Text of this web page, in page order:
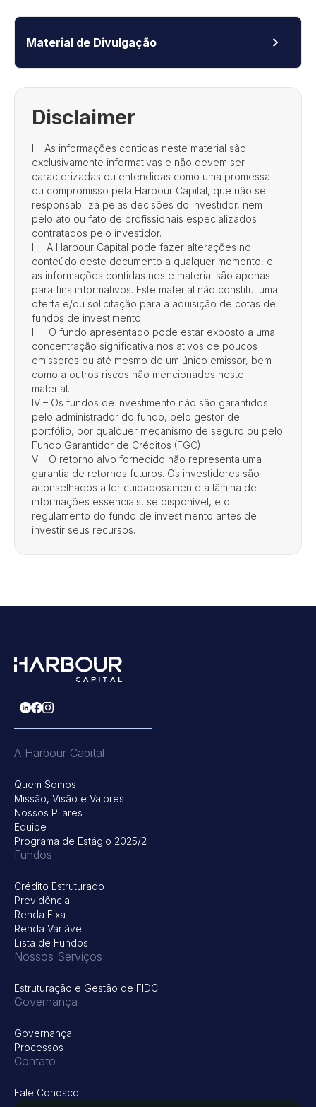
Material de Divulgação
Disclaimer
I – As informações contidas neste material são
exclusivamente informativas e não devem ser
caracterizadas ou entendidas como uma promessa
ou compromisso pela Harbour Capital, que não se
responsabiliza pelas decisões do investidor, nem
pelo ato ou fato de profissionais especializados
contratados pelo investidor.
II – A Harbour Capital pode fazer alterações no
conteúdo deste documento a qualquer momento, e
as informações contidas neste material são apenas
para fins informativos. Este material não constitui uma
oferta e/ou solicitação para a aquisição de cotas de
fundos de investimento.
III – O fundo apresentado pode estar exposto a uma
concentração significativa nos ativos de poucos
emissores ou até mesmo de um único emissor, bem
como a outros riscos não mencionados neste
material.
IV – Os fundos de investimento não são garantidos
pelo administrador do fundo, pelo gestor de
portfólio, por qualquer mecanismo de seguro ou pelo
Fundo Garantidor de Créditos (FGC).
V – O retorno alvo fornecido não representa uma
garantia de retornos futuros. Os investidores são
aconselhados a ler cuidadosamente a lâmina de
informações essenciais, se disponível, e o
regulamento do fundo de investimento antes de
investir seus recursos.
A Harbour Capital
Quem Somos
Missão, Visão e Valores
Nossos Pilares
Equipe
Programa de Estágio 2025/2
Fundos
Crédito Estruturado
Previdência
Renda Fixa
Renda Variável
Lista de Fundos
Nossos Serviços
Estruturação e Gestão de FIDC
Governança
Governança
Processos
Contato
Fale Conosco